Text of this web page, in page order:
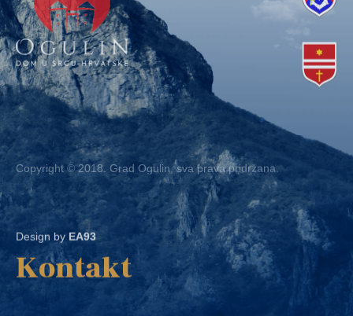
Copyright © 2018. Grad Ogulin, sva prava pridržana.
Design byEA93
Kontakt
Ured: Ulica B.Frankopana 11, 47300 Ogulin